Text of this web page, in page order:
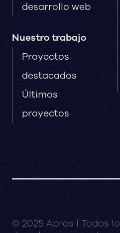
desarrollo web
Nuestro trabajo
Proyectos
destacados
Últimos
proyectos
© 2025 Apros | Todos